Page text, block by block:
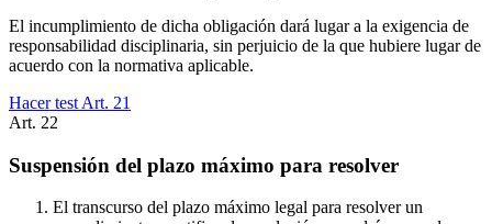
El incumplimiento de dicha obligación dará lugar a la exigencia de
responsabilidad disciplinaria, sin perjuicio de la que hubiere lugar de
acuerdo con la normativa aplicable.
Hacer test Art. 21
Art. 22
Suspensión del plazo máximo para resolver
El transcurso del plazo máximo legal para resolver un